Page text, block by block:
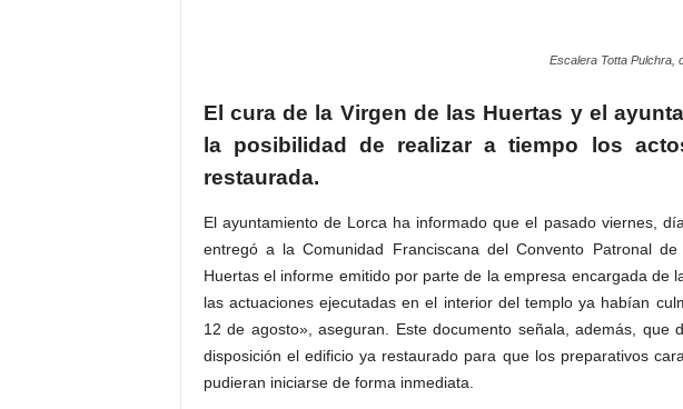
Escalera Totta Pulchra,
El cura de la Virgen de las Huertas y el
la posibilidad de realizar a tiempo los
restaurada.
El ayuntamiento de Lorca ha informado que el pasado viernes,
entregó a la Comunidad Franciscana del Convento Patronal
Huertas el informe emitido por parte de la empresa encargada de
las actuaciones ejecutadas en el interior del templo ya habían
12 de agosto», aseguran. Este documento señala, además, que
disposición el edificio ya restaurado para que los preparativos
pudieran iniciarse de forma inmediata.